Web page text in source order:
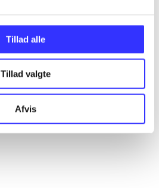
Tillad alle
Tillad valgte
Afvis